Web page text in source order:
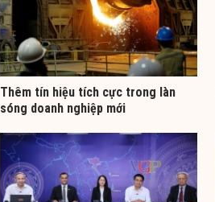
Thêm tín hiệu tích cực trong làn
sóng doanh nghiệp mới